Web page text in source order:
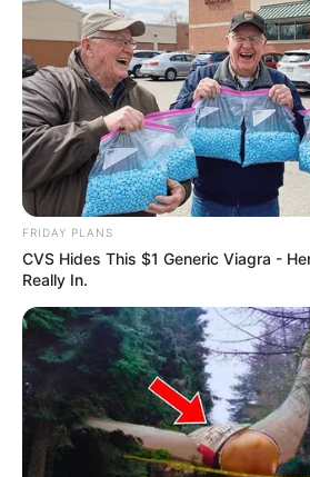
FRIDAY PLANS
CVS Hides This $1 Generic Viagra -
Really In.